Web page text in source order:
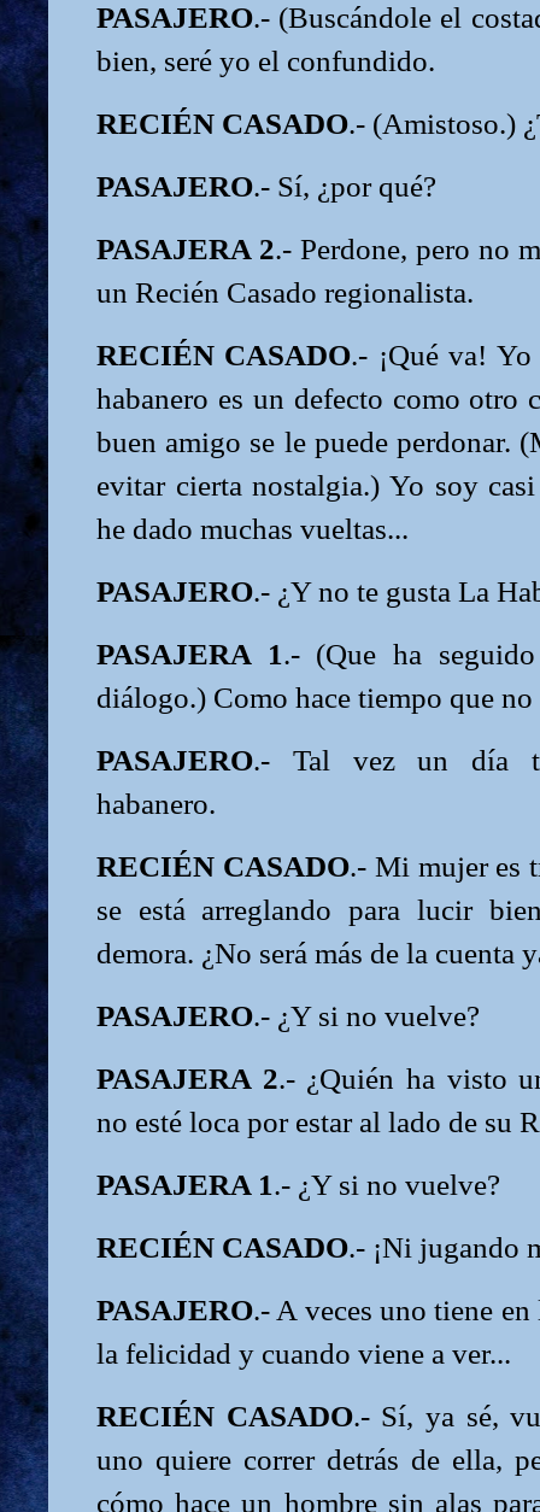
PASAJERO.- (Buscándole el
bien, seré yo el confundido.
RECIÉN CASADO.- (Amistoso.)
PASAJERO.- Sí, ¿por qué?
PASAJERA 2.- Perdone, pero no
un Recién Casado regionalista.
RECIÉN CASADO.- ¡Qué va!
habanero es un defecto como otro
buen amigo se le puede perdonar.
evitar cierta nostalgia.) Yo soy
he dado muchas vueltas...
PASAJERO.- ¿Y no te gusta La
PASAJERA 1.- (Que ha
diálogo.) Como hace tiempo que
PASAJERO.- Tal vez un día
habanero.
RECIÉN CASADO.- Mi mujer es
se está arreglando para lucir
demora. ¿No será más de la cuenta
PASAJERO.- ¿Y si no vuelve?
PASAJERA 2.- ¿Quién ha visto
no esté loca por estar al lado de su
PASAJERA 1.- ¿Y si no vuelve?
RECIÉN CASADO.- ¡Ni jugando
PASAJERO.- A veces uno tiene
la felicidad y cuando viene a ver...
RECIÉN CASADO.- Sí, ya sé,
uno quiere correr detrás de ella,
cómo hace un hombre sin alas